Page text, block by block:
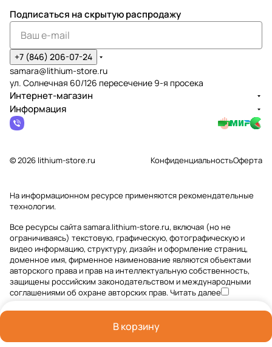
В корзину
Подписаться на скрытую распродажу
+7 (846) 206-07-24
samara@lithium-store.ru
ул. Солнечная 60/126 пересечение 9-я просека
Интернет-магазин
Информация
© 2026 lithium-store.ru КонфиденциальностьОферта
На информационном ресурсе применяютсярекомендательные
технологии.
Все ресурсы сайта samara.lithium-store.ru, включая (но не
ограничиваясь) текстовую, графическую, фотографическую и
видео информацию, структуру, дизайн и оформление страниц,
доменное имя, фирменное наименование являются объектами
авторского права и прав на интеллектуальную собственность,
защищены российским законодательством и международными
соглашениями об охране авторских прав.Читать далее